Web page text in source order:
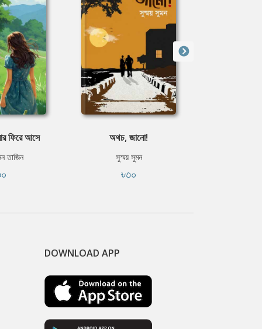
ফিরে আসে
তাজিন
অথচ, জানো!
সুস্ময় সুমন
৳৩০
DOWNLOAD APP